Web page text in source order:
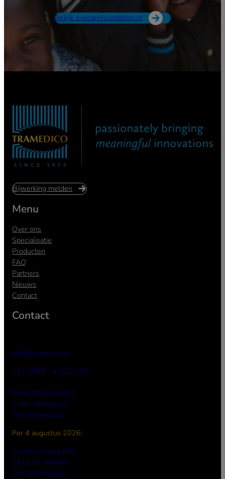
Bekijk eyecarefoundation.nl
Bijwerking melden
Menu
Over ons
Specialisatie
Producten
FAQ
Partners
Nieuws
Contact
Contact
info@tramedico.nl
+31 (0)88 – 4 222 000
Korte Muiderweg 2,
1382 LR Weesp
The Netherlands
Per 4 augustus 2026:
IJsselmeerweg 100,
1411 DL Naarden
The Netherlands